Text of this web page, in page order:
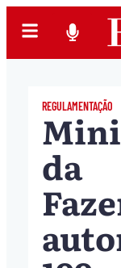
REGULAMENTAÇÃO
da